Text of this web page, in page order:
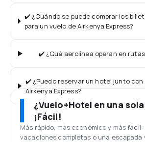
✔️ ¿Cuándo se puede comprar los
para un vuelo de Airkenya Express?
✔️ ¿Qué aerolínea operan en
✔️ ¿Puedo reservar un hotel junto con
Airkenya Express?
¿Vuelo+Hotel en una
¡Fácil!
Más rápido, más económico y más
vacaciones completas o una